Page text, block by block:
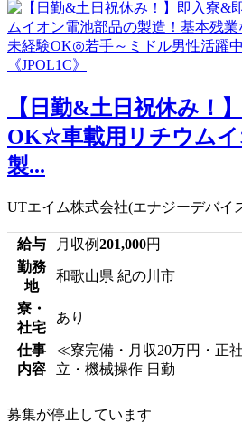
【日勤&土日祝休み！
OK☆車載用リチウム
製...
UTエイム株式会社(エナジーデバイ
給与 月収例201,000円
勤務
地
和歌山県 紀の川市
寮・
社宅
あり
仕事
内容
≪寮完備・月収20万円・正
立・機械操作 日勤
募集が停止しています